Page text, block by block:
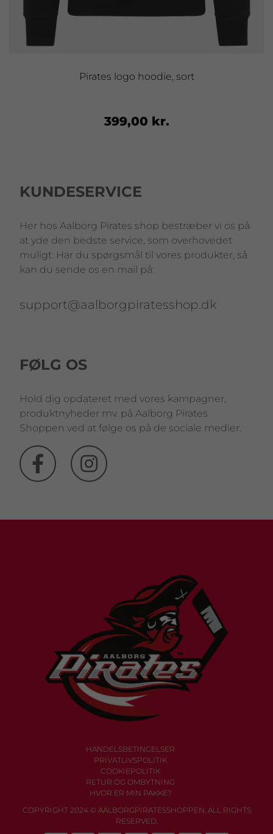
Pirates logo hoodie, sort
399,00 kr.
KUNDESERVICE
Her hos Aalborg Pirates shop bestræber vi os på
at yde den bedste service, som overhovedet
muligt. Har du spørgsmål til vores produkter, så
kan du sende os en mail på:
support@aalborgpiratesshop.dk
FØLG OS
Hold dig opdateret med vores kampagner,
produktnyheder mv. på Aalborg Pirates
Shoppen ved at følge os på de sociale medier.
HANDELSBETINGELSER
PRIVATLIVSPOLITIK
COOKIEPOLITIK
RETUR OG OMBYTNING
HVOR ER MIN PAKKE?
COPYRIGHT 2024 © AALBORGPIRATESSHOPPEN. ALL RIGHTS
RESERVED.